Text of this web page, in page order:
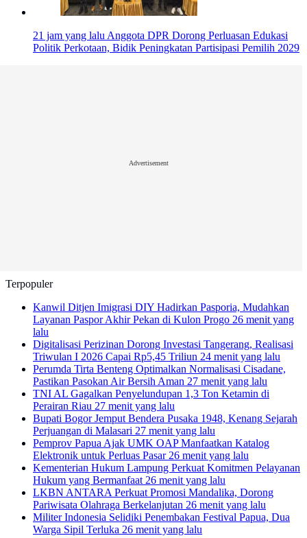
21 jam yang laluAnggota DPR Dorong Perluasan Edukasi
Politik Perkotaan, Bidik Peningkatan Partisipasi Pemilih 2029
Advertisement
Terpopuler
Kanwil Ditjen Imigrasi DIY Hadirkan Pasporia, Mudahkan
Layanan Paspor Akhir Pekan di Kulon Progo 26 menit yang
lalu
Digitalisasi Perizinan Dorong Investasi Tangerang, Realisasi
Triwulan I 2026 Capai Rp5,45 Triliun 24 menit yang lalu
Perumda Tirta Benteng Optimalkan Normalisasi Cisadane,
Pastikan Pasokan Air Bersih Aman 27 menit yang lalu
TNI AL Gagalkan Penyelundupan 1,3 Ton Ketamin di
Perairan Riau 27 menit yang lalu
Bupati Bogor Jemput Bendera Pusaka 1948, Kenang Sejarah
Perjuangan di Malasari 27 menit yang lalu
Pemprov Papua Ajak UMK OAP Manfaatkan Katalog
Elektronik untuk Perluas Pasar26 menit yang lalu
Kementerian Hukum Lampung Perkuat Komitmen Pelayanan
Hukum yang Bermanfaat26 menit yang lalu
LKBN ANTARA Perkuat Promosi Mandalika, Dorong
Pariwisata Olahraga Berkelanjutan 26 menit yang lalu
Militer Indonesia Selidiki Penembakan Festival Papua, Dua
Warga Sipil Terluka 26 menit yang lalu